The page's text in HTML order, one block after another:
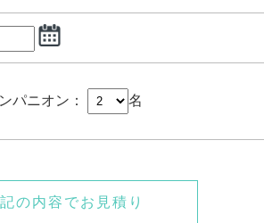
パニオン： 名
記の内容でお見積り